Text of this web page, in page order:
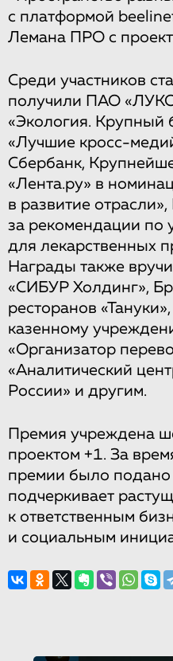
с платформой
Лемана ПРО с
Среди участников
получили ПАО
«Экология. Крупный
«Лучшие кросс-
Сбербанк,
«Лента.ру» в
в развитие
за рекомендации по
для лекарственных
Награды также
«СИБУР Холдинг»,
ресторанов
казенному
«Организатор
«Аналитический
России» и другим.
Премия учреждена
проектом +1. За
премии было подано
подчеркивает
к ответственным
и социальным